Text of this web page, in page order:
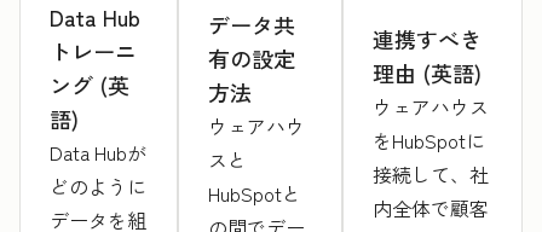
Data Hub
トレーニ
ング (英
語)
Data Hubが
どのように
データを組
データ共
有の設定
方法
ウェアハウ
スと
HubSpotと
連携すべき
理由 (英語)
ウェアハウス
をHubSpotに
接続して、社
内全体で顧客